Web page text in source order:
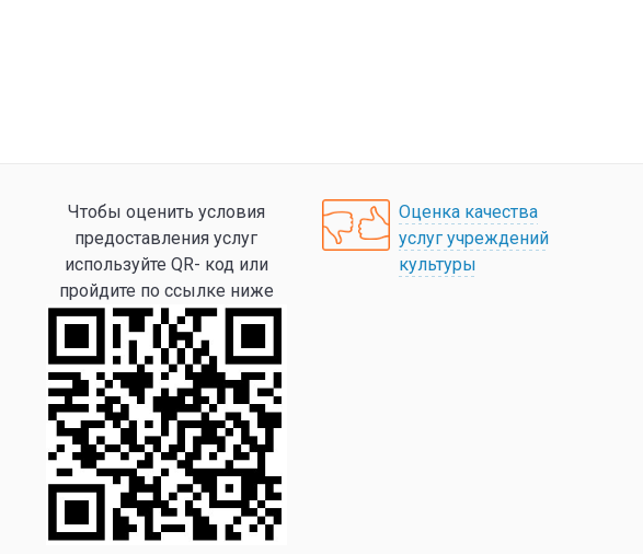
Чтобы оценить условия
предоставления услуг
используйте QR- код или
пройдите по ссылке ниже
Оценка качества
услуг учреждений
культуры